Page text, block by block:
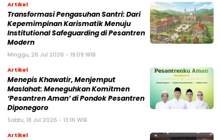
Artikel
Transformasi Pengasuhan Santri: Dari
Kepemimpinan Karismatik Menuju
Institutional Safeguarding di Pesantren
Modern
Minggu, 26 Jul 2026 - 19:09 WIB
Artikel
Menepis Khawatir, Menjemput
Maslahat: Meneguhkan Komitmen
‘Pesantren Aman’ di Pondok Pesantren
Diponegoro
Sabtu, 18 Jul 2026 - 13:16 WIB
Artikel